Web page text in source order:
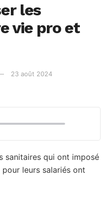
les
vie pro et
23 août 2024
sanitaires qui ont imposé
leurs salariés ont